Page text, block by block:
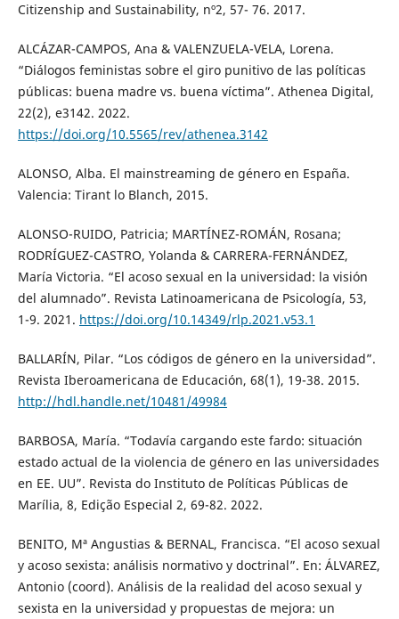
Citizenship and Sustainability, nº2, 57- 76. 2017.
ALCÁZAR-CAMPOS, Ana & VALENZUELA-VELA, Lorena.
“Diálogos feministas sobre el giro punitivo de las políticas
públicas: buena madre vs. buena víctima”. Athenea Digital,
22(2), e3142. 2022.
https://doi.org/10.5565/rev/athenea.3142
ALONSO, Alba. El mainstreaming de género en España.
Valencia: Tirant lo Blanch, 2015.
ALONSO-RUIDO, Patricia; MARTÍNEZ-ROMÁN, Rosana;
RODRÍGUEZ-CASTRO, Yolanda & CARRERA-FERNÁNDEZ,
María Victoria. “El acoso sexual en la universidad: la visión
del alumnado”. Revista Latinoamericana de Psicología, 53,
1-9. 2021. https://doi.org/10.14349/rlp.2021.v53.1
BALLARÍN, Pilar. “Los códigos de género en la universidad”.
Revista Iberoamericana de Educación, 68(1), 19-38. 2015.
http://hdl.handle.net/10481/49984
BARBOSA, María. “Todavía cargando este fardo: situación
estado actual de la violencia de género en las universidades
en EE. UU”. Revista do Instituto de Políticas Públicas de
Marília, 8, Edição Especial 2, 69-82. 2022.
BENITO, Mª Angustias & BERNAL, Francisca. “El acoso sexual
y acoso sexista: análisis normativo y doctrinal”. En: ÁLVAREZ,
Antonio (coord). Análisis de la realidad del acoso sexual y
sexista en la universidad y propuestas de mejora: un